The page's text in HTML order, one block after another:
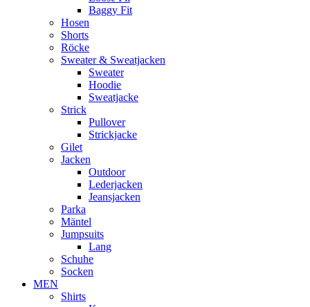
Baggy Fit
Hosen
Shorts
Röcke
Sweater & Sweatjacken
Sweater
Hoodie
Sweatjacke
Strick
Pullover
Strickjacke
Gilet
Jacken
Outdoor
Lederjacken
Jeansjacken
Parka
Mäntel
Jumpsuits
Lang
Schuhe
Socken
MEN
Shirts